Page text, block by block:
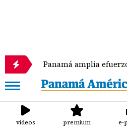
Panamá amplía efuerzos en
videos premium e-